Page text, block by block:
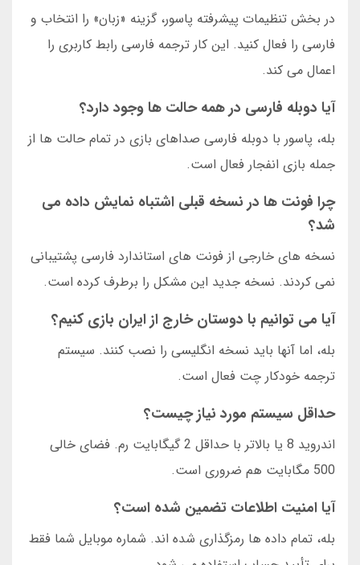
در بخش تنظیمات پیشرفته پاسور، گزینه «زبان» را انتخاب و
فارسی را فعال کنید. این کار ترجمه فارسی رابط کاربری را
اعمال می کند.
آیا دوبله فارسی در همه حالت ها وجود دارد؟
بله، پاسور با دوبله فارسی صداهای بازی در تمام حالت ها از
جمله بازی انفجار فعال است.
چرا فونت ها در نسخه قبلی اشتباه نمایش داده می
شد؟
نسخه های خارجی از فونت های استاندارد فارسی پشتیبانی
نمی کردند. نسخه جدید این مشکل را برطرف کرده است.
آیا می توانیم با دوستان خارج از ایران بازی کنیم؟
بله، اما آنها باید نسخه انگلیسی را نصب کنند. سیستم
ترجمه خودکار چت فعال است.
حداقل سیستم مورد نیاز چیست؟
اندروید 8 یا بالاتر با حداقل 2 گیگابایت رم. فضای خالی
500 مگابایت هم ضروری است.
آیا امنیت اطلاعات تضمین شده است؟
بله، تمام داده ها رمزگذاری شده اند. شماره موبایل شما فقط